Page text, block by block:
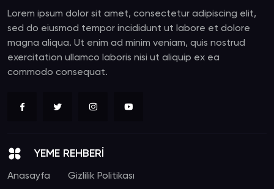
Lorem ipsum dolor sit amet, consectetur adipiscing elit,
sed do eiusmod tempor incididunt ut labore et dolore
magna aliqua. Ut enim ad minim veniam, quis nostrud
exercitation ullamco laboris nisi ut aliquip ex ea
commodo consequat.
YEME REHBERİ
Anasayfa Gizlilik Politikası